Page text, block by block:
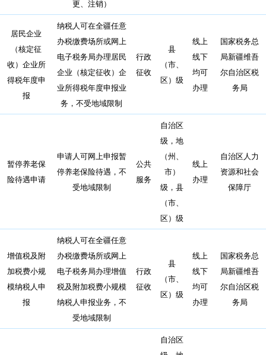
更、注销）
居民企业
（核定征
收）企业所
得税年度申
报
纳税人可在全疆任意
办税缴费场所或网上
电子税务局办理居民
企业（核定征收）企
业所得税年度申报业
务，不受地域限制
行政
征收
县
（市、
区）级
线上
线下
均可
办理
国家税务总
局新疆维吾
尔自治区税
务局
暂停养老保
险待遇申请
申请人可网上申报暂
停养老保险待遇，不
受地域限制
公共
服务
自治区
级，地
（州、
市）
级，县
（市、
区）级
线上
办理
自治区人力
资源和社会
保障厅
增值税及附
加税费小规
模纳税人申
报
纳税人可在全疆任意
办税缴费场所或网上
电子税务局办理增值
税及附加税费小规模
纳税人申报业务，不
受地域限制
行政
征收
县
（市、
区）级
线上
线下
均可
办理
国家税务总
局新疆维吾
尔自治区税
务局
自治区